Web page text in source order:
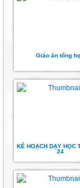
Giáo án tổng
KẾ HOẠCH DẠY HỌC
24